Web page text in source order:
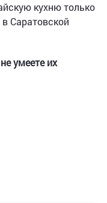
кухню только
Саратовской
умеете их